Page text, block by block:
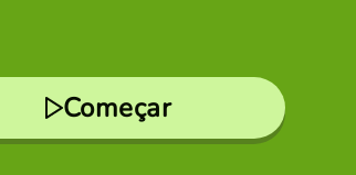
Começar